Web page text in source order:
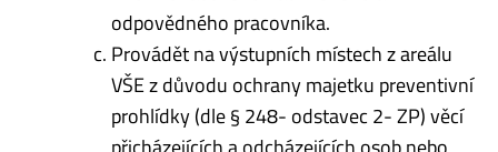
odpovědného pracovníka.
Provádět na výstupních místech z areálu
VŠE z důvodu ochrany majetku preventivní
prohlídky (dle § 248- odstavec 2- ZP) věcí